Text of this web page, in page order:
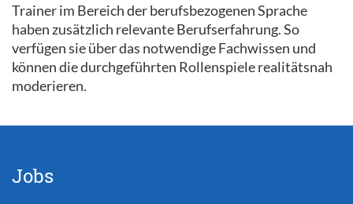
Trainer im Bereich der berufsbezogenen Sprache
haben zusätzlich relevante Berufserfahrung. So
verfügen sie über das notwendige Fachwissen und
können die durchgeführten Rollenspiele realitätsnah
moderieren.
Jobs